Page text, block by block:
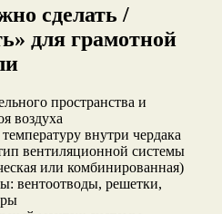
сделать /
для грамотной
пространства и
воздуха
внутри чердака
вентиляционной системы
или комбинированная)
вентоотводы, решетки,